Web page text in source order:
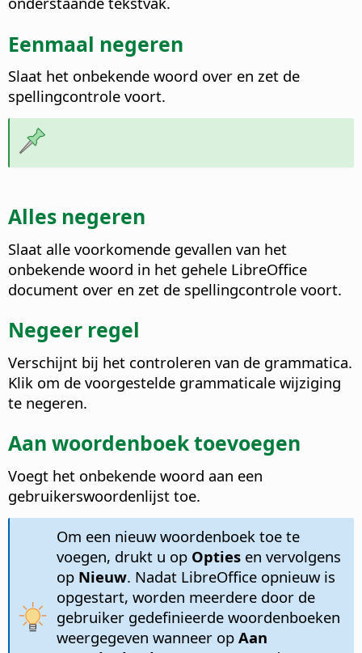
Eenmaal negeren
Slaat het onbekende woord over en zet de
spellingcontrole voort.
Alles negeren
Slaat alle voorkomende gevallen van het
onbekende woord in het gehele LibreOffice
document over en zet de spellingcontrole voort.
Negeer regel
Verschijnt bij het controleren van de grammatica.
Klik om de voorgestelde grammaticale wijziging
te negeren.
Aan woordenboek toevoegen
Voegt het onbekende woord aan een
gebruikerswoordenlijst toe.
Om een nieuw woordenboek toe te
voegen, drukt u op Optiesen vervolgens
op Nieuw. Nadat LibreOffice opnieuw is
opgestart, worden meerdere door de
gebruiker gedefinieerde woordenboeken
weergegeven wanneer op Aan